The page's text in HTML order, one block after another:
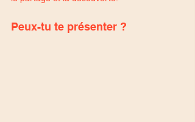
Peux-tu te présenter ?